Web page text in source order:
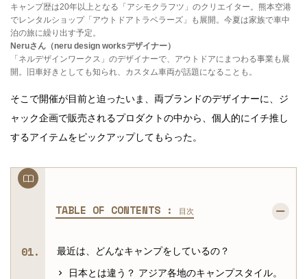
キャンプ歴は20年以上となる「アシモクラフツ」のクリエイター。熊本空港
でレンタルショップ「アウトドアトラベラーズ」も展開。今夏は家族で車中
泊の旅に繰り出す予定。
Neruさん（neru design worksデザイナー）
「ネルデザインワークス」のデザイナーで、アウトドアにまつわる事業も展
開。旧車好きとしても知られ、カスタム車両が話題になることも。
そこで開催が目前と迫ったいま、両ブランドのデザイナーに、ジ
ャック企画で販売されるプロダクトの中から、個人的にイチ推し
するアイテムをピックアップしてもらった。
TABLE OF CONTENTS : 目次
最近は、どんなキャンプをしているの？
日本とは違う？ アジア各地のキャンプスタイル。